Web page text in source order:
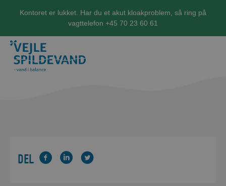
Kontoret er lukket. Har du et akut kloakproblem, så ring på
vagttelefon +45 70 23 60 61
DEL